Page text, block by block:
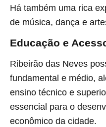
Há também uma rica
de música, dança e
Educação e
Ribeirão das Neves
fundamental e médio,
ensino técnico e
essencial para o
econômico da cidade.